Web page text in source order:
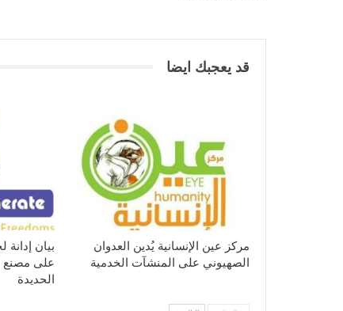
قد يعجبك ايضا
مركز عين الإنسانية يُدين العدوان
الصهيوني على المنشآت الخدمية
بيان إدانة
على مصنع
الحديدة